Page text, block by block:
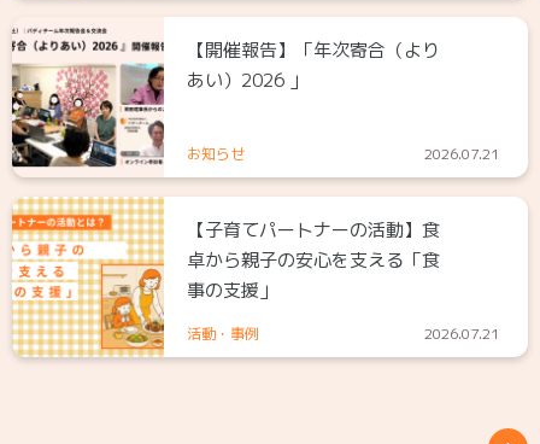
【開催報告】「年次寄合（より
あい）2026 」
お知らせ 2026.07.21
【子育てパートナーの活動】食
卓から親子の安心を支える「食
事の支援」
活動・事例 2026.07.21